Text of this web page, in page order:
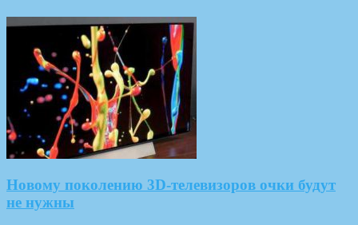
Новому поколению 3D-телевизоров очки будут
не нужны